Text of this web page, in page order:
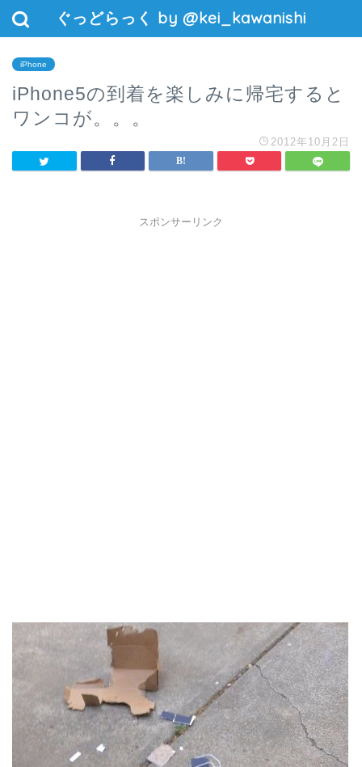
ぐっどらっく by @kei_kawanishi
iPhone
iPhone5の到着を楽しみに帰宅すると
ワンコが。。。
2012年10月2日
スポンサーリンク